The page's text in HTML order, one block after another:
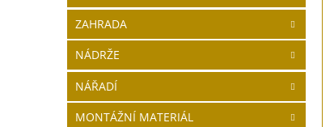
ZAHRADA
NÁDRŽE
NÁŘADÍ
MONTÁŽNÍ MATERIÁL